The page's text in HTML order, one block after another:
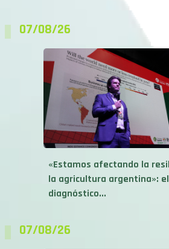
07/08/26
«Estamos afectando la
la agricultura argentina»: el
diagnóstico...
07/08/26